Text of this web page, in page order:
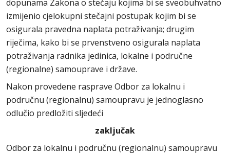
dopunama Zakona o stečaju kojima bi se sveobuhvatno
izmijenio cjelokupni stečajni postupak kojim bi se
osigurala pravedna naplata potraživanja; drugim
riječima, kako bi se prvenstveno osigurala naplata
potraživanja radnika jedinica, lokalne i područne
(regionalne) samouprave i države.
Nakon provedene rasprave Odbor za lokalnu i
područnu (regionalnu) samoupravu je jednoglasno
odlučio predložiti sljedeći
zaključak
Odbor za lokalnu i područnu (regionalnu) samoupravu